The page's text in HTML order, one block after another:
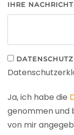
IHRE NACHRICHT
DATENSCHUTZ
Ja, ich habe die
genommen und
von mir